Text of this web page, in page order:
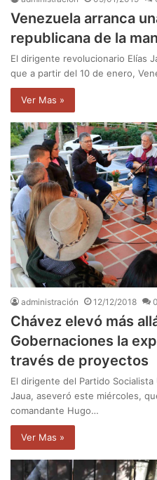
Venezuela arranca
republicana de la
El dirigente revolucionario Elías
que a partir del 10 de enero,
Ver Mas »
administración 12/12/2018 0
Chávez elevó más
Gobernaciones la
través de proyectos
El dirigente del Partido
Jaua, aseveró este miércoles,
comandante Hugo…
Ver Mas »